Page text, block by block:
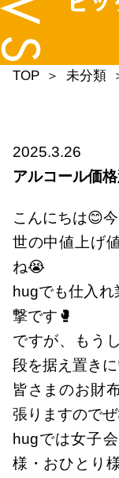
TOP 未分類
2025.3.26
アルコール価
こんにちは😊
世の中値上げ
ね😭
hugでも仕入
撃です🥊
ですが、もう
段を据え置き
皆さまのお財
張りますので
hugでは女子
様・おひとり